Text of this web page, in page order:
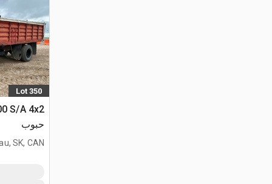
Lot 350
حبوب
SK, CAN